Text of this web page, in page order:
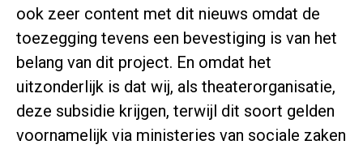
ook zeer content met dit nieuws omdat de
toezegging tevens een bevestiging is van het
belang van dit project. En omdat het
uitzonderlijk is dat wij, als theaterorganisatie,
deze subsidie krijgen, terwijl dit soort gelden
voornamelijk via ministeries van sociale zaken